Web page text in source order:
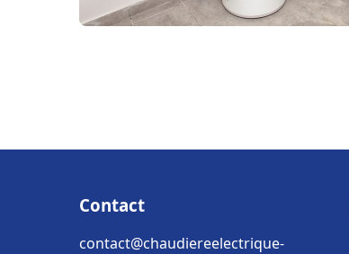
Contact
contact@chaudiereelectrique-